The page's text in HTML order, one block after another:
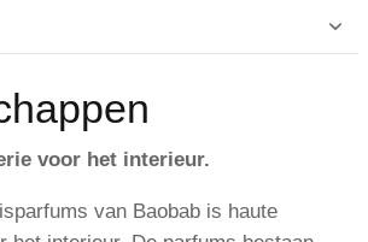
voor het interieur.
van Baobab is haute